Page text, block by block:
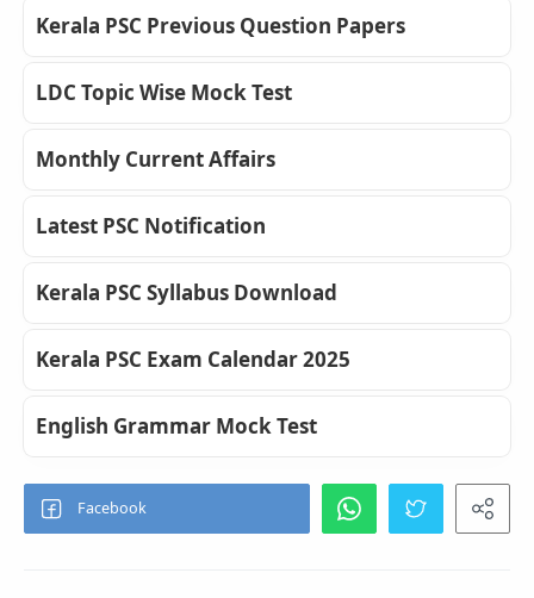
Kerala PSC Previous Question Papers
LDC Topic Wise Mock Test
Monthly Current Affairs
Latest PSC Notification
Kerala PSC Syllabus Download
Kerala PSC Exam Calendar 2025
English Grammar Mock Test